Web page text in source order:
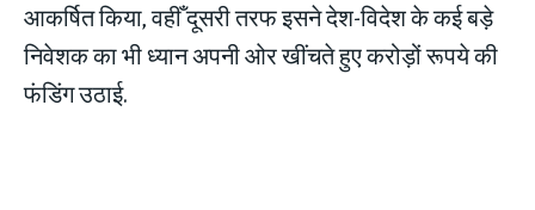
आकर्षित किया, वहीँ दूसरी तरफ इसने देश-विदेश के कई बड़े
निवेशक का भी ध्यान अपनी ओर खींचते हुए करोड़ों रूपये की
फंडिंग उठाई.